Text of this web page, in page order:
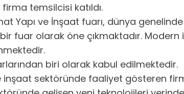
temsilcisi katıldı.
Yapı ve İnşaat fuarı, dünya
fuar olarak öne çıkmaktadır.
biri olarak kabul edilmektedir.
sektöründe faaliyet gösteren